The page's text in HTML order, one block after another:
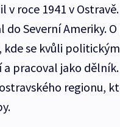
roce 1941 v
Severní Ameriky.
kde se kvůli
pracoval jako
regionu,